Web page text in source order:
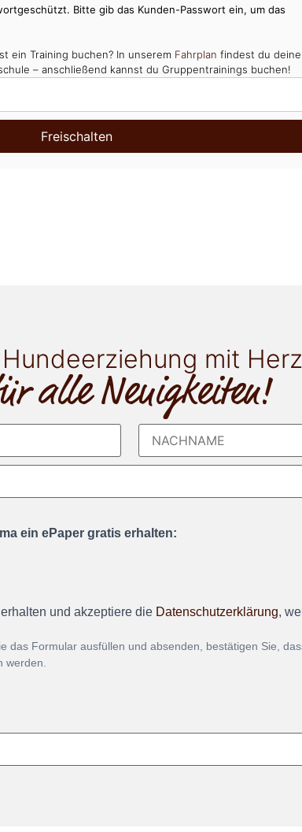
Bitte gib das Kunden-Passwort ein, um das
ein Training buchen? In unserem Fahrplan findest du deine
– anschließend kannst du Gruppentrainings buchen!
Freischalten
mit
alle Neuigkeiten!
ein ePaper gratis erhalten:
und akzeptiere die Datenschutzerklärung,
das Formular ausfüllen und absenden, bestätigen Sie,
werden.